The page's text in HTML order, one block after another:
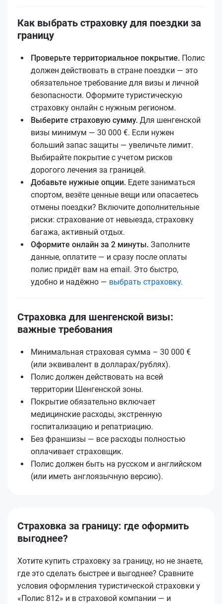
Как выбрать страховку для поездки за
границу
Проверьте территориальное покрытие. Полис
должен действовать в стране поездки — это
обязательное требование для визы и личной
безопасности. Оформите туристическую
страховку онлайн с нужным регионом.
Выберите страховую сумму. Для шенгенской
визы минимум — 30 000 €. Если нужен
больший запас защиты — увеличьте лимит.
Выбирайте покрытие с учетом рисков
дорогого лечения за границей.
Добавьте нужные опции. Едете заниматься
спортом, везёте ценные вещи или опасаетесь
отмены поездки? Включите дополнительные
риски: страхование от невыезда, страховку
багажа, активный отдых.
Оформите онлайн за 2 минуты. Заполните
данные, оплатите — и сразу после оплаты
полис придёт вам на email. Это быстро,
удобно и надёжно — выбрать страховку.
Страховка для шенгенской визы:
важные требования
Минимальная страховая сумма – 30 000 €
(или эквивалент в долларах/рублях).
Полис должен действовать на всей
территории Шенгенской зоны.
Покрытие обязательно включает
медицинские расходы, экстренную
госпитализацию и репатриацию.
Без франшизы — все расходы полностью
оплачивает страховщик.
Полис должен быть на русском и английском
(или иметь англоязычную версию).
Страховка за границу: где оформить
выгоднее?
Хотите купить страховку за границу, но не знаете,
где это сделать быстрее и выгоднее? Сравните
условия оформления туристической страховки у
«Полис 812» и в страховой компании — и